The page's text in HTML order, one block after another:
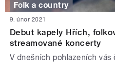
Folk a country
9. únor 2021
Debut kapely Hřích,
streamované koncerty
V dnešních pohlazeních vás